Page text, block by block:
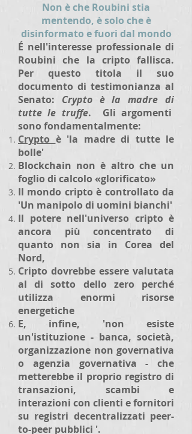
Non è che Roubini stia
mentendo, è solo che è
disinformato e fuori dal mondo
É nell'interesse professionale di
Roubini che la cripto fallisca.
Per questo titola il suo
documento di testimonianza al
Senato: Crypto è la madre di
tutte le truffe. Gli argomenti
sono fondamentalmente:
Crypto è 'la madre di tutte le
bolle'
Blockchain non è altro che un
foglio di calcolo «glorificato»
Il mondo cripto è controllato da
'Un manipolo di uomini bianchi'
Il potere nell'universo cripto è
ancora più concentrato di
quanto non sia in Corea del
Nord,
Cripto dovrebbe essere valutata
al di sotto dello zero perché
utilizza enormi risorse
energetiche
E, infine, 'non esiste
un'istituzione - banca, società,
organizzazione non governativa
o agenzia governativa - che
metterebbe il proprio registro di
transazioni, scambi e
interazioni con clienti e fornitori
su registri decentralizzati peer-
to-peer pubblici '.